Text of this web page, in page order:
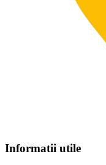
Informatii utile